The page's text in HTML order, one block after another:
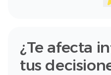
¿Te afecta
tus